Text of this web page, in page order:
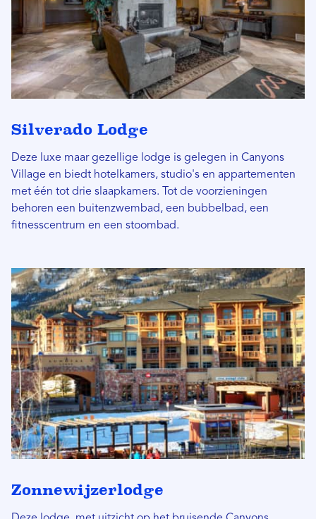
Silverado Lodge
Deze luxe maar gezellige lodge is gelegen in Canyons
Village en biedt hotelkamers, studio's en appartementen
met één tot drie slaapkamers. Tot de voorzieningen
behoren een buitenzwembad, een bubbelbad, een
fitnesscentrum en een stoombad.
Zonnewijzerlodge